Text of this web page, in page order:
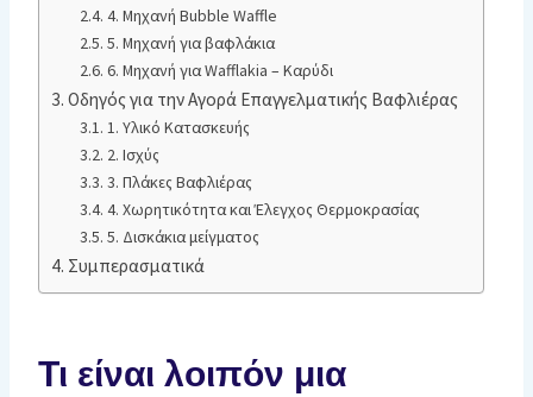
4. Μηχανή Bubble Waffle
5. Μηχανή για βαφλάκια
6. Μηχανή για Wafflakia – Καρύδι
Οδηγός για την Αγορά Επαγγελματικής Βαφλιέρας
1. Υλικό Κατασκευής
2. Ισχύς
3. Πλάκες Βαφλιέρας
4. Χωρητικότητα και Έλεγχος Θερμοκρασίας
5. Δισκάκια μείγματος
Συμπερασματικά
Τι είναι λοιπόν μια